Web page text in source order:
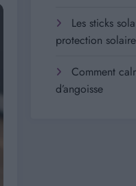
Les sticks
protection
Comment
d’angoisse